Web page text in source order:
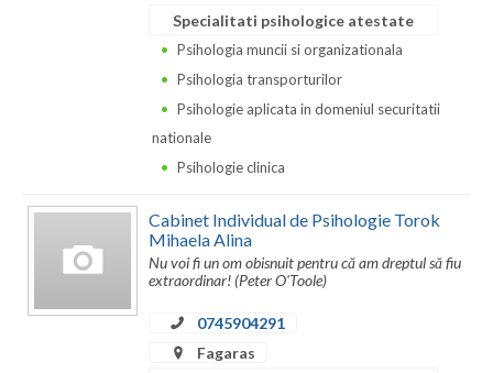
Valcea
Vaslui
Specialitati psihologice atestate
Psihologia muncii si organizationala
Psihologia transporturilor
Psihologie aplicata in domeniul securitatii
nationale
Psihologie clinica
Cabinet Individual de Psihologie Torok
Mihaela Alina
Nu voi fi un om obisnuit pentru că am dreptul să fiu
extraordinar! (Peter O'Toole)
0745904291
Fagaras